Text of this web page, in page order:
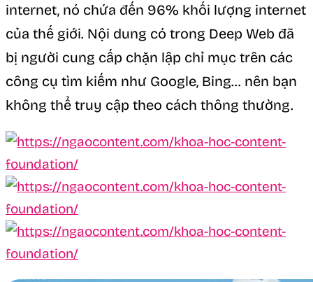
internet, nó chứa đến 96% khối lượng internet
của thế giới. Nội dung có trong Deep Web đã
bị người cung cấp chặn lập chỉ mục trên các
công cụ tìm kiếm như Google, Bing… nên bạn
không thể truy cập theo cách thông thường.